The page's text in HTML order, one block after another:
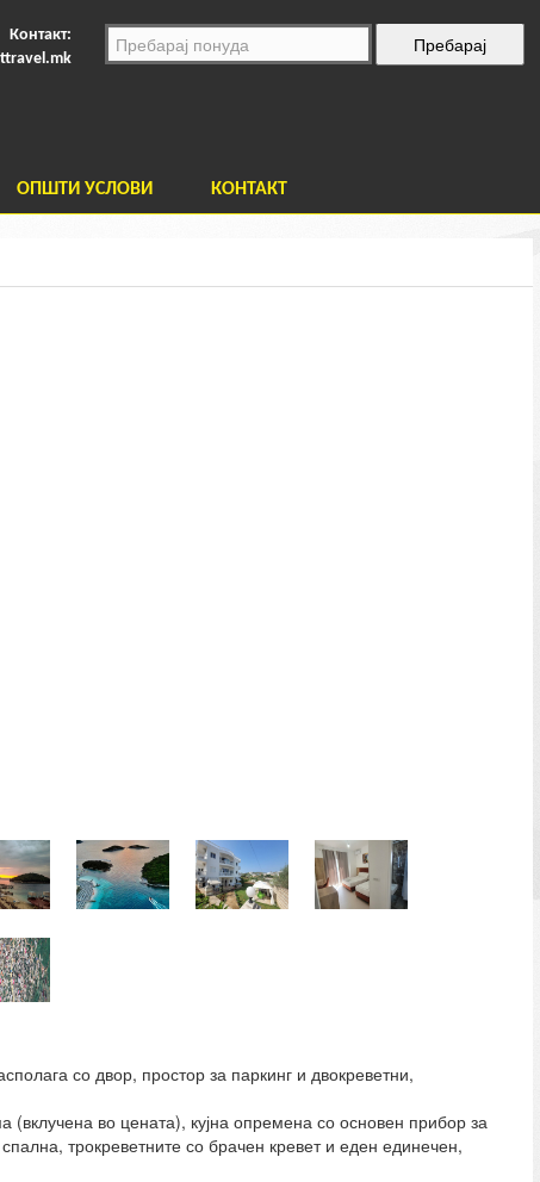
Контакт:
ОПШТИ УСЛОВИ КОНТАКТ
со двор, простор за паркинг и двокреветни,
(вклучена во цената), кујна опремена со основен прибор за
трокреветните со брачен кревет и еден единечен,